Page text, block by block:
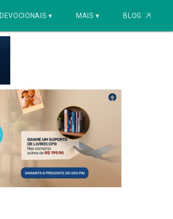
DEVOCIONAIS ▾ MAIS ▾ BLOG ⇱